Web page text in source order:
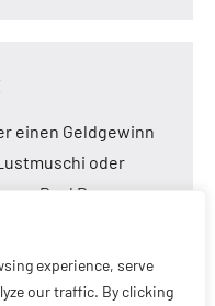
experience, serve
our traffic. By clicking
einen Geldgewinn
oder
Real Dong –
noch einfällt –